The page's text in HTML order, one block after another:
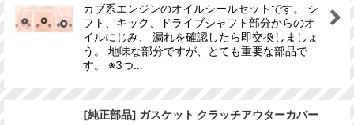
カブ系エンジンのオイルシールセットです。 シ
フト、キック、ドライブシャフト部分からのオ
イルにじみ、 漏れを確認したら即交換しましょ
う。 地味な部分ですが、とても重要な部品で
す。 ※3つ…
[純正部品] ガスケット クラッチアウターカバー